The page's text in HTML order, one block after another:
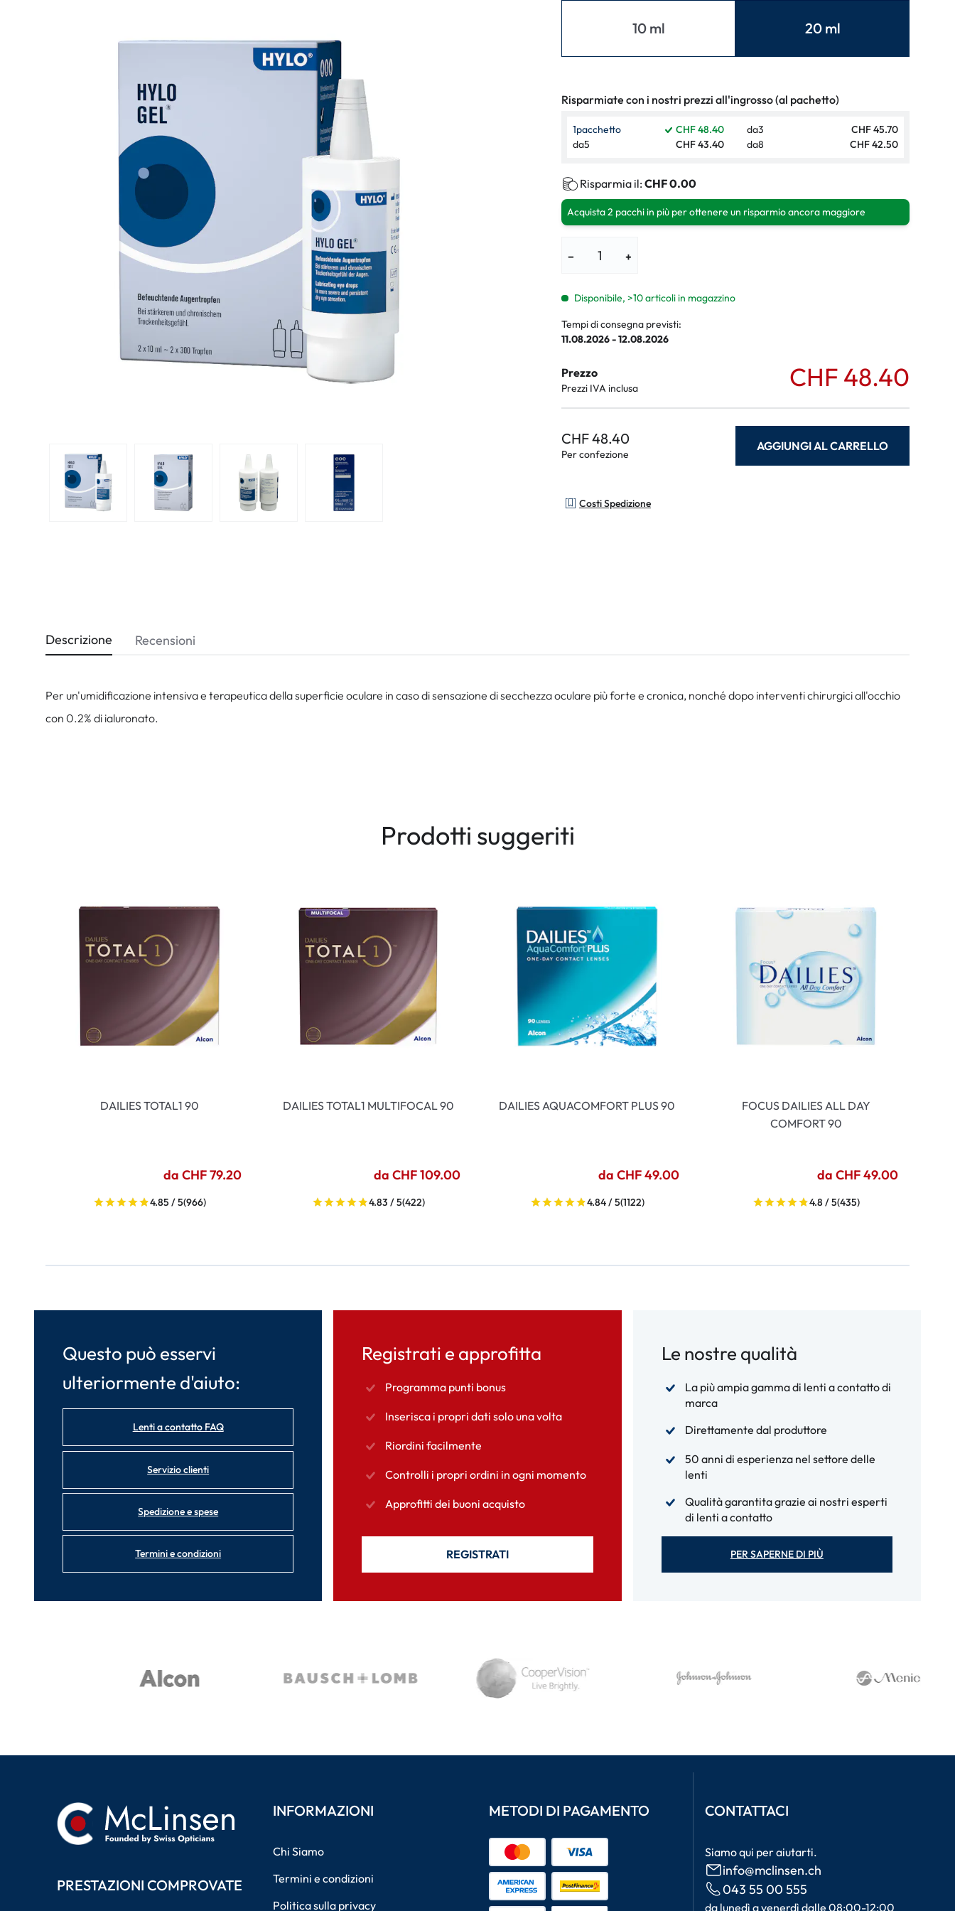
Sintomi normali
Altre marche
10 ml 20 ml
Risparmiate con i nostri prezzi all'ingrosso (al pachetto)
1pacchetto CHF 48.40 da3
CHF 45.70
da5 CHF 43.40 da8 CHF 42.50
Risparmia il: CHF 0.00
Acquista 2 pacchi in più per ottenere un risparmio ancora maggiore
− +
Disponibile, >10 articoli in magazzino
Tempi di consegna previsti:
11.08.2026 - 12.08.2026
Prezzo
Prezzi IVA inclusa CHF 48.40
CHF 48.40
Per confezione
AGGIUNGI AL CARRELLO
Costi Spedizione
Descrizione
Per un'umidificazione intensiva e terapeutica della superficie oculare in caso di sensazione di secchezza oculare più forte e cronica, nonché dopo interventi chirurgici all'occhio
con 0.2% di ialuronato.
Recensioni
Prodotti suggeriti
DAILIES TOTAL1 90
da CHF 79.20
4.85 / 5(966)
DAILIES TOTAL1 MULTIFOCAL 90
da CHF 109.00
4.83 / 5(422)
DAILIES AQUACOMFORT PLUS 90
da CHF 49.00
4.84 / 5(1122)
FOCUS DAILIES ALL DAY
COMFORT 90
da CHF 49.00
4.8 / 5(435)
Questo può esservi
ulteriormente d'aiuto:
Lenti a contatto FAQ
Servizio clienti
Spedizione e spese
Termini e condizioni
Registrati e approfitta
Programma punti bonus
Inserisca i propri dati solo una volta
Riordini facilmente
Controlli i propri ordini in ogni momento
Approfitti dei buoni acquisto
REGISTRATI
Le nostre qualità
La più ampia gamma di lenti a contatto di
marca
Direttamente dal produttore
50 anni di esperienza nel settore delle
lenti
Qualità garantita grazie ai nostri esperti
di lenti a contatto
PER SAPERNE DI PIÙ
PRESTAZIONI COMPROVATE
INFORMAZIONI
Chi Siamo
Termini e condizioni
Politica sulla privacy
METODI DI PAGAMENTO CONTATTACI
Siamo qui per aiutarti.
info@mclinsen.ch
043 55 00 555
da lunedì a venerdì dalle 08:00-12:00